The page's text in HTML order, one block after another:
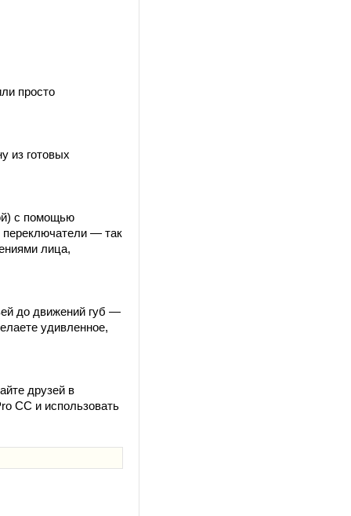
просто
из готовых
с помощью
переключатели — так
лица,
до движений губ —
удивленное,
друзей в
CC и использовать